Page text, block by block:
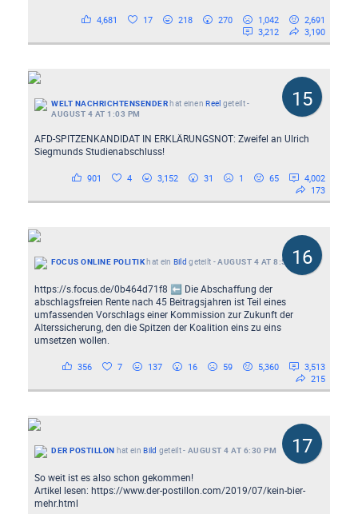
4,681 17 218 270 1,042
2,691
3,212
3,190
15
WELT NACHRICHTENSENDERhat einen Reel geteilt-
AUGUST 4 AT 1:03 PM
AFD-SPITZENKANDIDAT IN ERKLÄRUNGSNOT: Zweifel an Ulrich
Siegmunds Studienabschluss!
901 4 3,152 31 1 65
4,002
173
16
FOCUS ONLINE POLITIKhat ein Bild geteilt -AUGUST 4 AT 8:58 AM
https://s.focus.de/0b464d71f8 ⬅️ Die Abschaffung der
abschlagsfreien Rente nach 45 Beitragsjahren ist Teil eines
umfassenden Vorschlags einer Kommission zur Zukunft der
Alterssicherung, den die Spitzen der Koalition eins zu eins
umsetzen wollen.
356 7 137 16 59 5,360
3,513
215
17
DER POSTILLON hat ein Bild geteilt- AUGUST 4 AT 6:30 PM
So weit ist es also schon gekommen!
Artikel lesen: https://www.der-postillon.com/2019/07/kein-bier-
mehr.html